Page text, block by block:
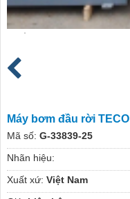
Máy bơm đầu rời TECO
Mã số: G-33839-25
Nhãn hiệu:
Xuất xứ: Việt Nam